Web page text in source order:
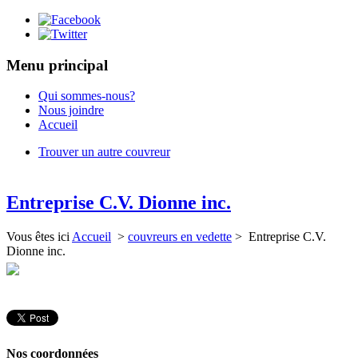
Menu principal
Qui sommes-nous?
Nous joindre
Accueil
Trouver un autre couvreur
Entreprise C.V. Dionne inc.
Vous êtes ici Accueil > couvreurs en vedette > Entreprise C.V.
Dionne inc.
Nos coordonnées